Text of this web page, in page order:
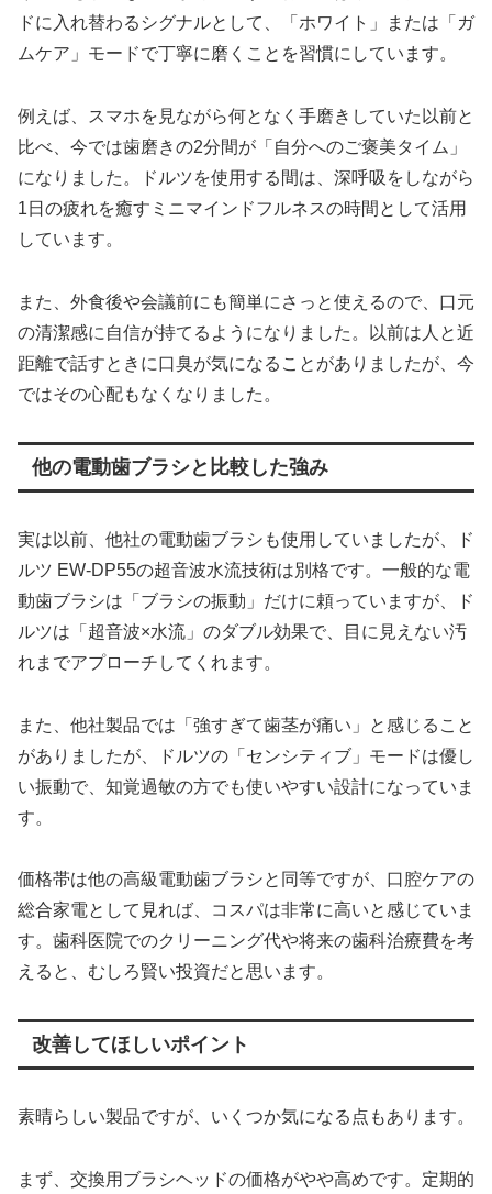
ドに入れ替わるシグナルとして、「ホワイト」または「ガ
ムケア」モードで丁寧に磨くことを習慣にしています。
例えば、スマホを見ながら何となく手磨きしていた以前と
比べ、今では歯磨きの2分間が「自分へのご褒美タイム」
になりました。ドルツを使用する間は、深呼吸をしながら
1日の疲れを癒すミニマインドフルネスの時間として活用
しています。
また、外食後や会議前にも簡単にさっと使えるので、口元
の清潔感に自信が持てるようになりました。以前は人と近
距離で話すときに口臭が気になることがありましたが、今
ではその心配もなくなりました。
他の電動歯ブラシと比較した強み
実は以前、他社の電動歯ブラシも使用していましたが、ド
ルツ EW-DP55の超音波水流技術は別格です。一般的な電
動歯ブラシは「ブラシの振動」だけに頼っていますが、ド
ルツは「超音波×水流」のダブル効果で、目に見えない汚
れまでアプローチしてくれます。
また、他社製品では「強すぎて歯茎が痛い」と感じること
がありましたが、ドルツの「センシティブ」モードは優し
い振動で、知覚過敏の方でも使いやすい設計になっていま
す。
価格帯は他の高級電動歯ブラシと同等ですが、口腔ケアの
総合家電として見れば、コスパは非常に高いと感じていま
す。歯科医院でのクリーニング代や将来の歯科治療費を考
えると、むしろ賢い投資だと思います。
改善してほしいポイント
素晴らしい製品ですが、いくつか気になる点もあります。
まず、交換用ブラシヘッドの価格がやや高めです。定期的